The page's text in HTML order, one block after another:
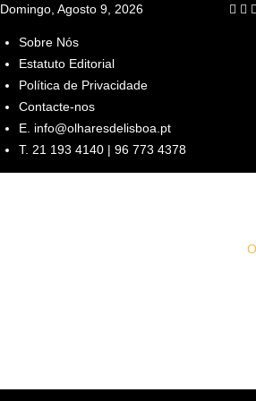
Domingo, Agosto 9, 2026
Sobre Nós
Estatuto Editorial
Política de Privacidade
Contacte-nos
E. info@olharesdelisboa.pt
T. 21 193 4140 | 96 773 4378